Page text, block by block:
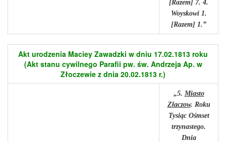
[Razem] 7. 4.
Woyskowi 1.
[Razem] 1.”
Akt urodzenia Maciey Zawadzki w dniu 17.02.1813 roku
(Akt stanu cywilnego Parafii pw. św. Andrzeja Ap. w
Złoczewie z dnia 20.02.1813 r.)
„5. Miasto
Złaczow. Roku
Tysiąc Ośmset
trzynastego.
Dnia